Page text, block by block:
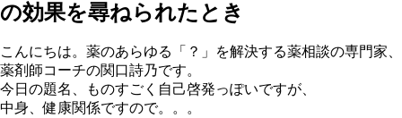
の効果を尋ねられたとき
こんにちは。薬のあらゆる「？」を解決する薬相談の専門家、
薬剤師コーチの関口詩乃です。
今日の題名、ものすごく自己啓発っぽいですが、
中身、健康関係ですので。。。